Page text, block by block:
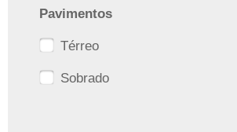
Pavimentos
Térreo
Sobrado